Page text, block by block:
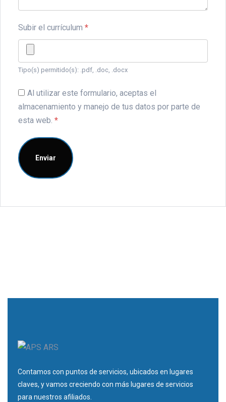
Subir el currículum *
Tipo(s) permitido(s): .pdf, .doc, .docx
Al utilizar este formulario, aceptas el
almacenamiento y manejo de tus datos por parte de
esta web. *
Contamos con puntos de servicios, ubicados en lugares
claves, y vamos creciendo con más lugares de servicios
para nuestros afiliados.